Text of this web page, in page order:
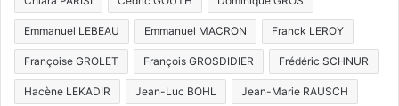
Emmanuel LEBEAU Emmanuel MACRON Franck LEROY
Françoise GROLET François GROSDIDIER Frédéric SCHNUR
Hacène LEKADIR Jean-Luc BOHL Jean-Marie RAUSCH